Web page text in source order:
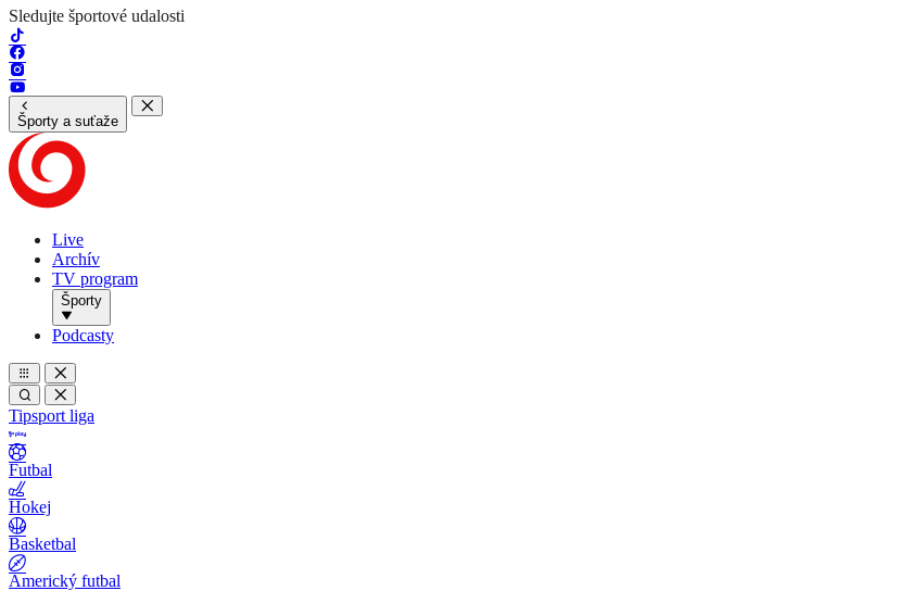
Sledujte športové udalosti
Športy a suťaže
Live
Archív
TV program
Športy
Podcasty
Tipsport liga
Futbal
Hokej
Basketbal
Americký futbal